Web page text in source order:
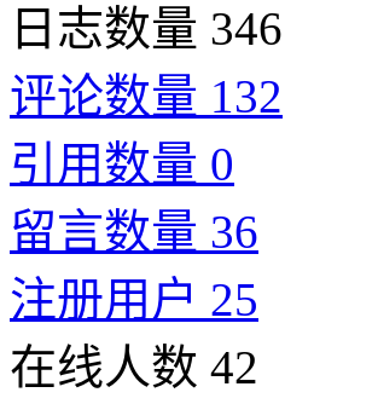
日志数量 346
评论数量 132
引用数量 0
留言数量 36
注册用户 25
在线人数 42